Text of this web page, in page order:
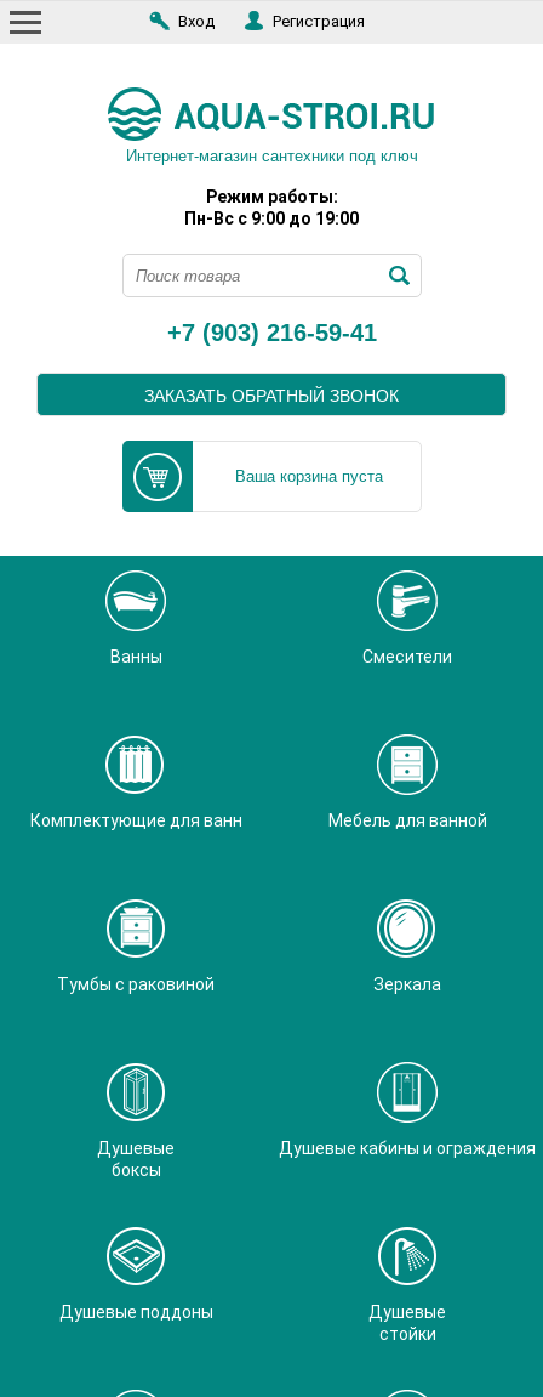
Вход Регистрация
Интернет-магазин сантехники под ключ
Режим работы:
Пн-Вс с 9:00 до 19:00
+7 (903) 216-59-41
ЗАКАЗАТЬ ОБРАТНЫЙ ЗВОНОК
Ваша корзина пуста
Ванны Смесители
Комплектующие для ванн Мебель для ванной
Тумбы с раковиной Зеркала
Душевые
боксы
Душевые кабины и ограждения
Душевые поддоны
Душевые
стойки